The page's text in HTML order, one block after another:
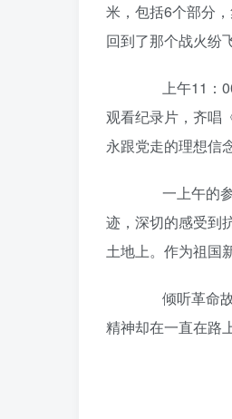
米，包括6个部分
回到了那个战火纷
上午11：00
观看纪录片，齐唱
永跟党走的理想信念
一上午的参
迹，深切的感受到
土地上。作为祖国
倾听革命故
精神却在一直在路上